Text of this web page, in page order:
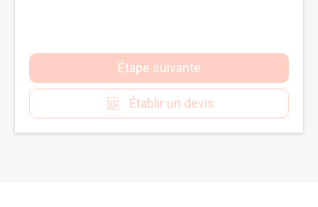
Étape suivante
Établir un devis